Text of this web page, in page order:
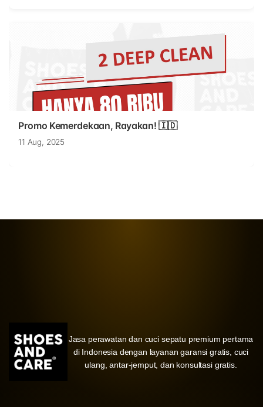
Promo Kemerdekaan, Rayakan! 🇮🇩
11 Aug, 2025
Jasa perawatan dan cuci sepatu premium pertama
di Indonesia dengan layanan garansi gratis, cuci
ulang, antar-jemput, dan konsultasi gratis.